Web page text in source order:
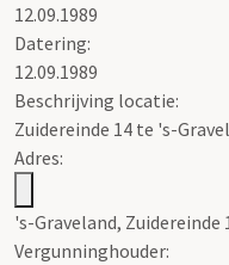
12.09.1989
Datering:
12.09.1989
Beschrijving locatie:
Zuidereinde 14 te 's-
Adres:
's-Graveland, Zuidereinde
Vergunninghouder: